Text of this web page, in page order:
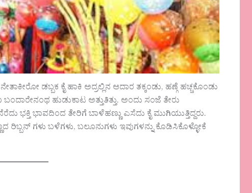
ಡಬ್ಬಕ ಕೈ ಹಾಕಿ ಅದ್ರಲ್ಲಿನ ಆದಾರ ತಕ್ಕಂಡು, ಹಣ್ಗೆ ಹಚ್ಚಕೊಂಡು
ಹುಡುಕಾಟ ಅತ್ತುತಿತ್ತು. ಅಂದು ಸಂಜೆ ತೇರು
ಭಕ್ತಿ ಭಾವದಿಂದ ತೇರಿಗೆ ಬಾಳೆಹಣ್ಣು ಎಸೆದು ಕೈ ಮುಗಿಯುತ್ತಿದ್ದರು.
ರಿಬ್ಬನ್ ಗಳು ಬಳೆಗಳು, ಬಲೂನುಗಳು ಇವುಗಳನ್ನು ಕೊಡಿಸಿಕೊಳ್ಳೋಕೆ